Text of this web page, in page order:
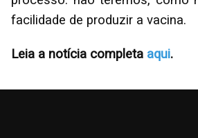
facilidade de produzir a vacina.
Leia a notícia completa aqui.